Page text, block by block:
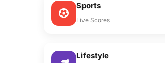
Sports
Live Scores
Lifestyle